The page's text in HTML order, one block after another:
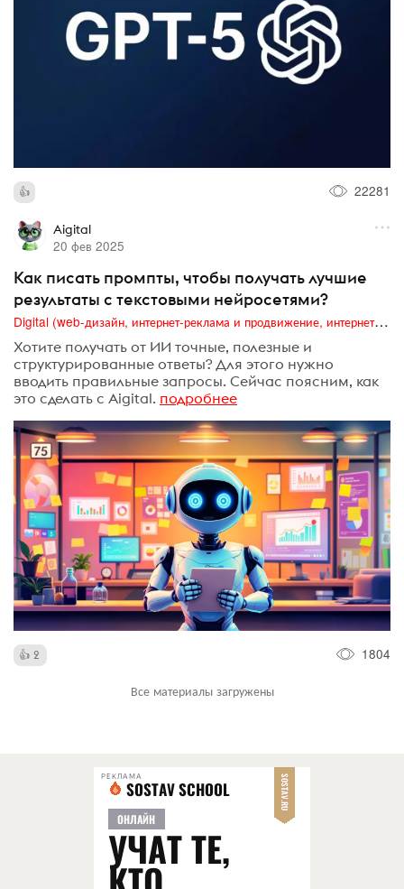
22281
Aigital
20 фев 2025
Как писать промпты, чтобы получать лучшие
результаты с текстовыми нейросетями?
Digital (web-дизайн, интернет-реклама и продвижение, интернет-сообщества и блоги, интернет-коммуникации, мобильный маркетинг, реклама на цифровых экранах)
Хотите получать от ИИ точные, полезные и
структурированные ответы? Для этого нужно
вводить правильные запросы. Сейчас поясним, как
это сделать с Aigital. подробнее
2 1804
Все материалы загружены
РЕКЛАМА